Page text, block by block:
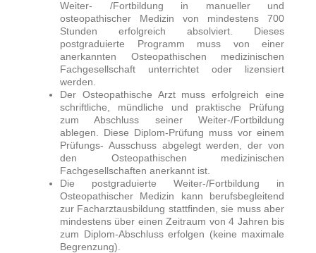
Weiter- /Fortbildung in manueller und
osteopathischer Medizin von mindestens 700
Stunden erfolgreich absolviert. Dieses
postgraduierte Programm muss von einer
anerkannten Osteopathischen medizinischen
Fachgesellschaft unterrichtet oder lizensiert
werden.
Der Osteopathische Arzt muss erfolgreich eine
schriftliche, mündliche und praktische Prüfung
zum Abschluss seiner Weiter-/Fortbildung
ablegen. Diese Diplom-Prüfung muss vor einem
Prüfungs- Ausschuss abgelegt werden, der von
den Osteopathischen medizinischen
Fachgesellschaften anerkannt ist.
Die postgraduierte Weiter-/Fortbildung in
Osteopathischer Medizin kann berufsbegleitend
zur Facharztausbildung stattfinden, sie muss aber
mindestens über einen Zeitraum von 4 Jahren bis
zum Diplom-Abschluss erfolgen (keine maximale
Begrenzung).